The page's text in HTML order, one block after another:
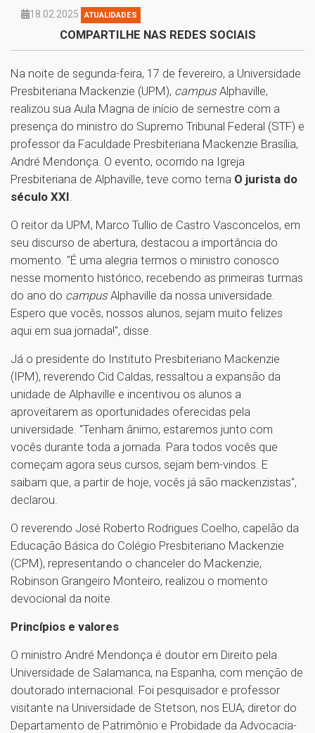
18.02.2025 ATUALIDADES
COMPARTILHE NAS REDES SOCIAIS
Na noite de segunda-feira, 17 de fevereiro, a Universidade
Presbiteriana Mackenzie (UPM), campus Alphaville,
realizou sua Aula Magna de início de semestre com a
presença do ministro do Supremo Tribunal Federal (STF) e
professor da Faculdade Presbiteriana Mackenzie Brasília,
André Mendonça. O evento, ocorrido na Igreja
Presbiteriana de Alphaville, teve como tema O jurista do
século XXI
O reitor da UPM, Marco Tullio de Castro Vasconcelos, em
seu discurso de abertura, destacou a importância do
momento. "É uma alegria termos o ministro conosco
nesse momento histórico, recebendo as primeiras turmas
do ano do campus Alphaville da nossa universidade.
Espero que vocês, nossos alunos, sejam muito felizes
aqui em sua jornada!", disse.
Já o presidente do Instituto Presbiteriano Mackenzie
(IPM), reverendo Cid Caldas, ressaltou a expansão da
unidade de Alphaville e incentivou os alunos a
aproveitarem as oportunidades oferecidas pela
universidade. "Tenham ânimo, estaremos junto com
vocês durante toda a jornada. Para todos vocês que
começam agora seus cursos, sejam bem-vindos. E
saibam que, a partir de hoje, vocês já são mackenzistas",
declarou.
O reverendo José Roberto Rodrigues Coelho, capelão da
Educação Básica do Colégio Presbiteriano Mackenzie
(CPM), representando o chanceler do Mackenzie,
Robinson Grangeiro Monteiro, realizou o momento
devocional da noite.
Princípios e valores
O ministro André Mendonça é doutor em Direito pela
Universidade de Salamanca, na Espanha, com menção de
doutorado internacional. Foi pesquisador e professor
visitante na Universidade de Stetson, nos EUA; diretor do
Departamento de Patrimônio e Probidade da Advocacia-